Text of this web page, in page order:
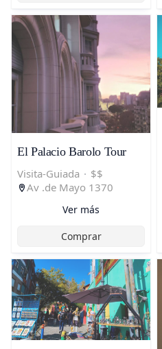
El Palacio Barolo Tour
Visita-Guiada · $$
Av .de Mayo 1370
Ver más
Comprar